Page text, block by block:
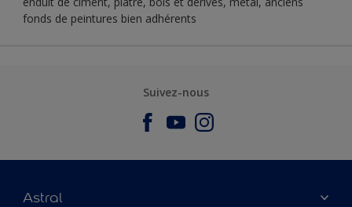
fonds de peintures bien adhérents
Suivez-nous
Astral